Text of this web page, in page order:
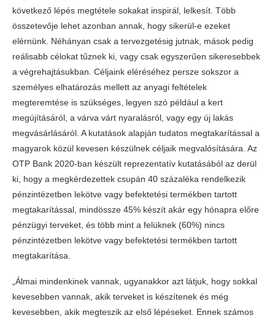
következő lépés megtétele sokakat inspirál, lelkesít. Több
összetevője lehet azonban annak, hogy sikerül-e ezeket
elérnünk. Néhányan csak a tervezgetésig jutnak, mások pedig
reálisabb célokat tűznek ki, vagy csak egyszerűen sikeresebbek
a végrehajtásukban. Céljaink eléréséhez persze sokszor a
személyes elhatározás mellett az anyagi feltételek
megteremtése is szükséges, legyen szó például a kert
megújításáról, a várva várt nyaralásról, vagy egy új lakás
megvásárlásáról. A kutatások alapján tudatos megtakarítással a
magyarok közül kevesen készülnek céljaik megvalósítására. Az
OTP Bank 2020-ban készült reprezentatív kutatásából az derül
ki, hogy a megkérdezettek csupán 40 százaléka rendelkezik
pénzintézetben lekötve vagy befektetési termékben tartott
megtakarítással, mindössze 45% készít akár egy hónapra előre
pénzügyi terveket, és több mint a felüknek (60%) nincs
pénzintézetben lekötve vagy befektetési termékben tartott
megtakarítása.
„Álmai mindenkinek vannak, ugyanakkor azt látjuk, hogy sokkal
kevesebben vannak, akik terveket is készítenek és még
kevesebben, akik megteszik az első lépéseket. Ennek számos